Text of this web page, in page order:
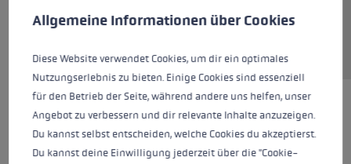
Allgemeine Informationen über Cookies
Diese Website verwendet Cookies, um dir ein optimales
Nutzungserlebnis zu bieten. Einige Cookies sind essenziell
für den Betrieb der Seite, während andere uns helfen, unser
Angebot zu verbessern und dir relevante Inhalte anzuzeigen.
Du kannst selbst entscheiden, welche Cookies du akzeptierst.
Du kannst deine Einwilligung jederzeit über die "Cookie-